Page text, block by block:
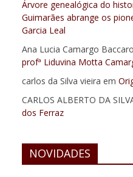
Árvore genealógica do
Guimarães abrange os
Garcia Leal
Ana Lucia Camargo Baccaro
profª Liduvina Motta
carlos da Silva vieira em
CARLOS ALBERTO DA
dos Ferraz
NOVIDADES